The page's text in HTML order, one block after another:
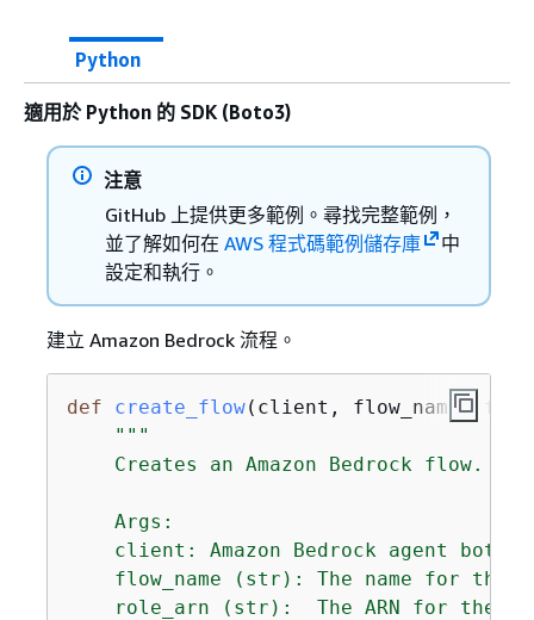
Python
適用於 Python 的 SDK (Boto3)
注意
GitHub 上提供更多範例。尋找完整範例，
並了解如何在 AWS 程式碼範例儲存庫
中
設定和執行。
建立 Amazon Bedrock 流程。
def create_flow( client, flow_name,
"""
    Creates an Amazon Bedrock flow.
    Args:
client: Amazon Bedrock agent boto3
flow_name (str): The name for the
role_arn (str):  The ARN for the